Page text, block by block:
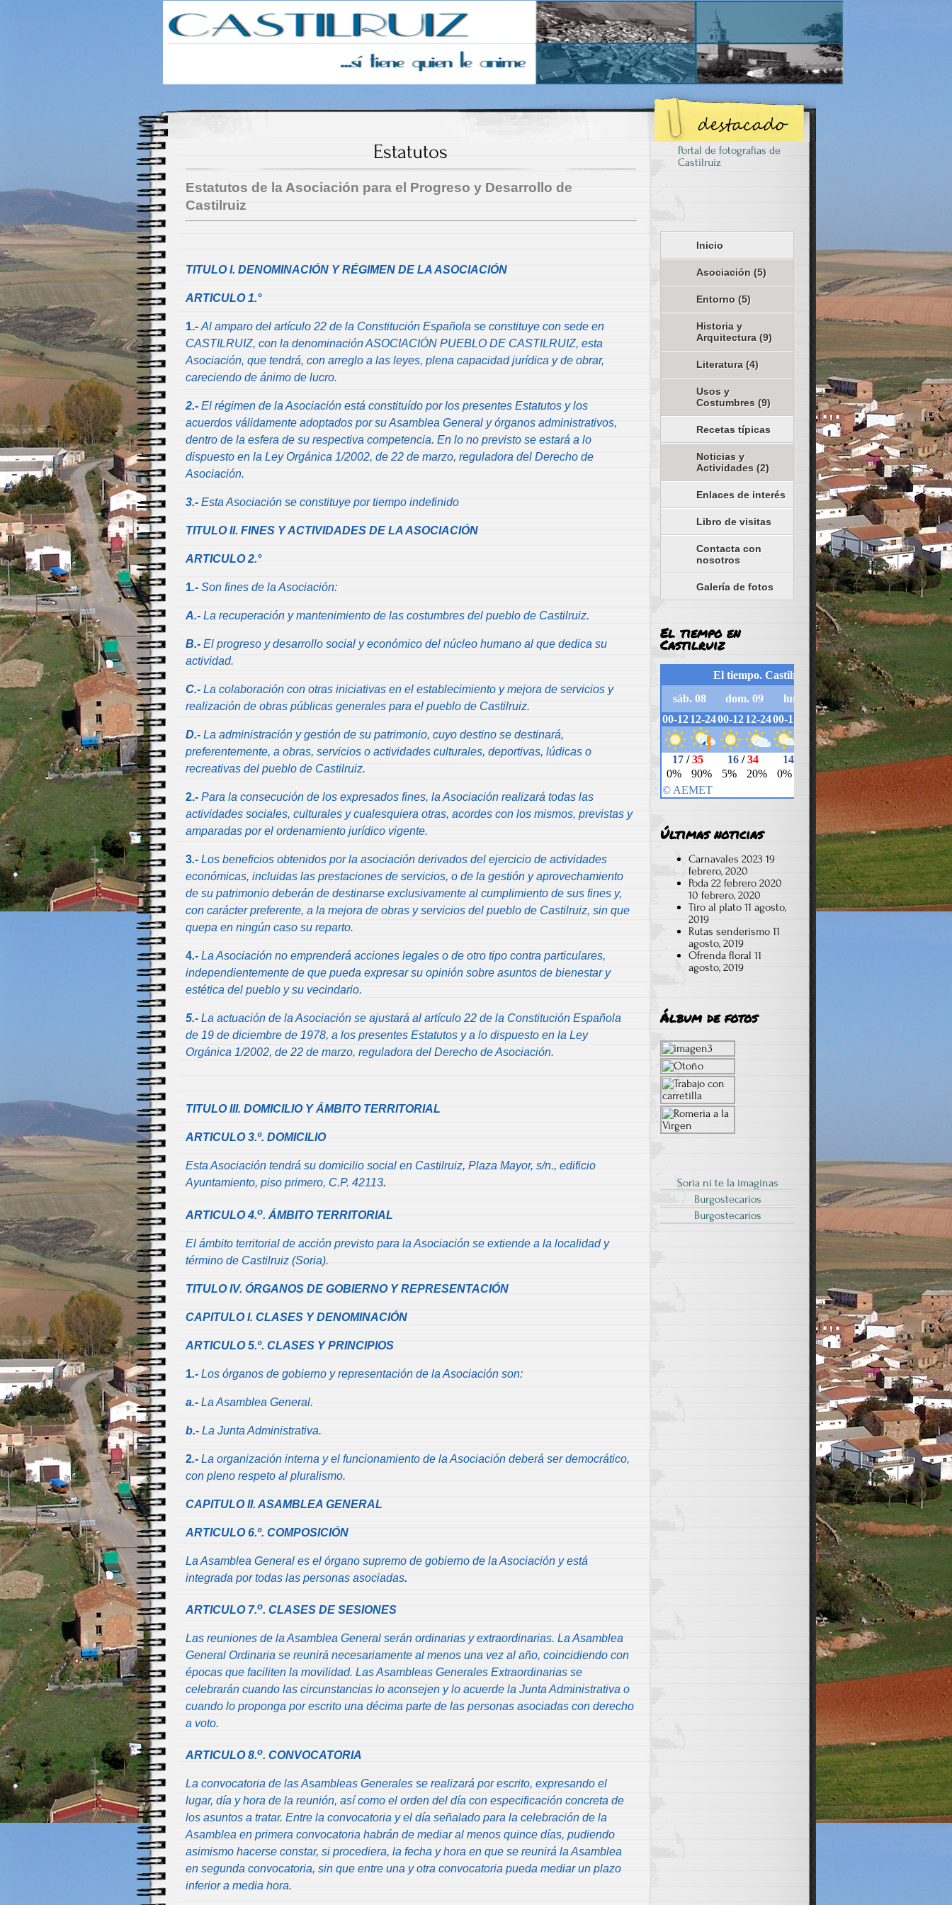
Castilruiz
Estatutos
Estatutos de la Asociación para el Progreso y Desarrollo de
Castilruiz
TITULO I. DENOMINACIÓN Y RÉGIMEN DE LA ASOCIACIÓN
ARTICULO 1.°
1.- Al amparo del artículo 22 de la Constitución Española se constituye con sede en
CASTILRUIZ, con la denominación ASOCIACIÓN PUEBLO DE CASTILRUIZ, esta
Asociación, que tendrá, con arreglo a las leyes, plena capacidad jurídica y de obrar,
careciendo de ánimo de lucro.
2.- El régimen de la Asociación está constituído por los presentes Estatutos y los
acuerdos válidamente adoptados por su Asamblea General y órganos administrativos,
dentro de la esfera de su respectiva competencia. En lo no previsto se estará a lo
dispuesto en la Ley Orgánica 1/2002, de 22 de marzo, reguladora del Derecho de
Asociación.
3.- Esta Asociación se constituye por tiempo indefinido
TITULO II. FINES Y ACTIVIDADES DE LA ASOCIACIÓN
ARTICULO 2.°
1.- Son fines de la Asociación:
A.- La recuperación y mantenimiento de las costumbres del pueblo de Castilruiz.
B.- El progreso y desarrollo social y económico del núcleo humano al que dedica su
actividad.
C.- La colaboración con otras iniciativas en el establecimiento y mejora de servicios y
realización de obras públicas generales para el pueblo de Castilruiz.
D.- La administración y gestión de su patrimonio, cuyo destino se destinará,
preferentemente, a obras, servicios o actividades culturales, deportivas, lúdicas o
recreativas del pueblo de Castilruiz.
2.- Para la consecución de los expresados fines, la Asociación realizará todas las
actividades sociales, culturales y cualesquiera otras, acordes con los mismos, previstas y
amparadas por el ordenamiento jurídico vigente.
3.- Los beneficios obtenidos por la asociación derivados del ejercicio de actividades
económicas, incluidas las prestaciones de servicios, o de la gestión y aprovechamiento
de su patrimonio deberán de destinarse exclusivamente al cumplimiento de sus fines y,
con carácter preferente, a la mejora de obras y servicios del pueblo de Castilruiz, sin que
quepa en ningún caso su reparto.
4.- La Asociación no emprenderá acciones legales o de otro tipo contra particulares,
independientemente de que pueda expresar su opinión sobre asuntos de bienestar y
estética del pueblo y su vecindario.
5.- La actuación de la Asociación se ajustará al artículo 22 de la Constitución Española
de 19 de diciembre de 1978, a los presentes Estatutos y a lo dispuesto en la Ley
Orgánica 1/2002, de 22 de marzo, reguladora del Derecho de Asociación.
TITULO III. DOMICILIO Y ÁMBITO TERRITORIAL
ARTICULO 3.º. DOMICILIO
Esta Asociación tendrá su domicilio social en Castilruiz, Plaza Mayor, s/n., edificio
Ayuntamiento, piso primero, C.P. 42113.
ARTICULO 4.o. ÁMBITO TERRITORIAL
El ámbito territorial de acción previsto para la Asociación se extiende a la localidad y
término de Castilruiz (Soria).
TITULO IV. ÓRGANOS DE GOBIERNO Y REPRESENTACIÓN
CAPITULO I. CLASES Y DENOMINACIÓN
ARTICULO 5.º. CLASES Y PRINCIPIOS
1.- Los órganos de gobierno y representación de la Asociación son:
a.- La Asamblea General.
b.- La Junta Administrativa.
2.- La organización interna y el funcionamiento de la Asociación deberá ser democrático,
con pleno respeto al pluralismo.
CAPITULO II. ASAMBLEA GENERAL
ARTICULO 6.º. COMPOSICIÓN
La Asamblea General es el órgano supremo de gobierno de la Asociación y está
integrada por todas las personas asociadas.
ARTICULO 7.o. CLASES DE SESIONES
Las reuniones de la Asamblea General serán ordinarias y extraordinarias. La Asamblea
General Ordinaria se reunirá necesariamente al menos una vez al año, coincidiendo con
épocas que faciliten la movilidad. Las Asambleas Generales Extraordinarias se
celebrarán cuando las circunstancias lo aconsejen y lo acuerde la Junta Administrativa o
cuando lo proponga por escrito una décima parte de las personas asociadas con derecho
a voto.
ARTICULO 8.o. CONVOCATORIA
La convocatoria de las Asambleas Generales se realizará por escrito, expresando el
lugar, día y hora de la reunión, así como el orden del día con especificación concreta de
los asuntos a tratar. Entre la convocatoria y el día señalado para la celebración de la
Asamblea en primera convocatoria habrán de mediar al menos quince días, pudiendo
asimismo hacerse constar, si procediera, la fecha y hora en que se reunirá la Asamblea
en segunda convocatoria, sin que entre una y otra convocatoria pueda mediar un plazo
inferior a media hora.
Portal de fotografías de
Castilruiz
Inicio
Asociación (5)
Entorno (5)
Historia y
Arquitectura (9)
Literatura (4)
Usos y
Costumbres (9)
Recetas típicas
Noticias y
Actividades (2)
Enlaces de interés
Libro de visitas
Contacta con
nosotros
Galería de fotos
El tiempo en
Castilruiz
Últimas noticias
Carnavales 2023 19
febrero, 2020
Poda 22 febrero 2020
10 febrero, 2020
Tiro al plato 11 agosto,
2019
Rutas senderismo 11
agosto, 2019
Ofrenda floral 11
agosto, 2019
Álbum de fotos
Soria ni te la imaginas
Burgostecarios
Burgostecarios